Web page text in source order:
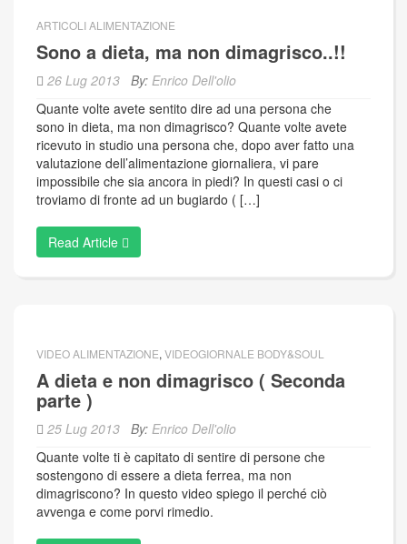
ARTICOLI ALIMENTAZIONE
Sono a dieta, ma non dimagrisco..!!
26 Lug 2013 By: Enrico Dell'olio
Quante volte avete sentito dire ad una persona che
sono in dieta, ma non dimagrisco? Quante volte avete
ricevuto in studio una persona che, dopo aver fatto una
valutazione dell’alimentazione giornaliera, vi pare
impossibile che sia ancora in piedi? In questi casi o ci
troviamo di fronte ad un bugiardo ( […]
Read Article
VIDEO ALIMENTAZIONE, VIDEOGIORNALE BODY&SOUL
A dieta e non dimagrisco ( Seconda
parte )
25 Lug 2013 By: Enrico Dell'olio
Quante volte ti è capitato di sentire di persone che
sostengono di essere a dieta ferrea, ma non
dimagriscono? In questo video spiego il perché ciò
avvenga e come porvi rimedio.